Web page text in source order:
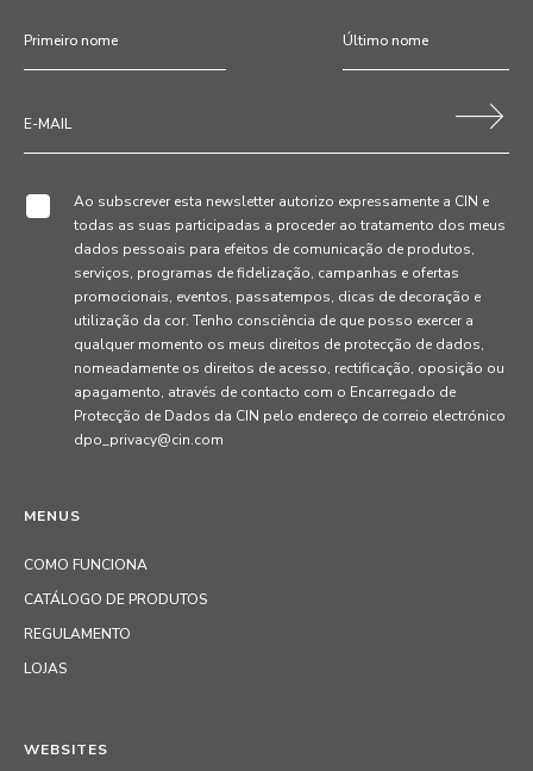
MENUS
COMO FUNCIONA
CATÁLOGO DE PRODUTOS
REGULAMENTO
LOJAS
Ao subscrever esta newsletter autorizo expressamente a CIN e
todas as suas participadas a proceder ao tratamento dos meus
dados pessoais para efeitos de comunicação de produtos,
serviços, programas de fidelização, campanhas e ofertas
promocionais, eventos, passatempos, dicas de decoração e
utilização da cor. Tenho consciência de que posso exercer a
qualquer momento os meus direitos de protecção de dados,
nomeadamente os direitos de acesso, rectificação, oposição ou
apagamento, através de contacto com o Encarregado de
Protecção de Dados da CIN pelo endereço de correio electrónico
dpo_privacy@cin.com
WEBSITES